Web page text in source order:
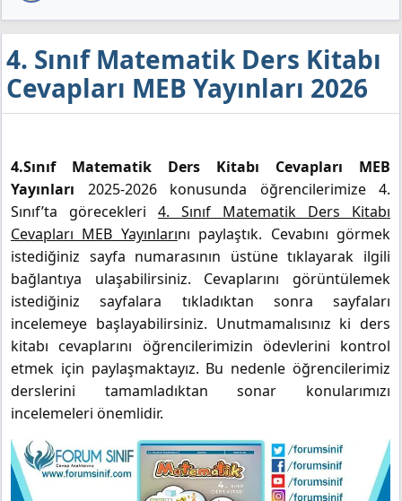
4. Sınıf Matematik Ders Kitabı
Cevapları MEB Yayınları 2026
4.Sınıf Matematik Ders Kitabı Cevapları MEB
Yayınları 2025-2026 konusunda öğrencilerimize 4.
Sınıf’ta görecekleri 4. Sınıf Matematik Ders Kitabı
Cevapları MEB Yayınlarını paylaştık. Cevabını görmek
istediğiniz sayfa numarasının üstüne tıklayarak ilgili
bağlantıya ulaşabilirsiniz. Cevaplarını görüntülemek
istediğiniz sayfalara tıkladıktan sonra sayfaları
incelemeye başlayabilirsiniz. Unutmamalısınız ki ders
kitabı cevaplarını öğrencilerimizin ödevlerini kontrol
etmek için paylaşmaktayız. Bu nedenle öğrencilerimiz
derslerini tamamladıktan sonar konularımızı
incelemeleri önemlidir.